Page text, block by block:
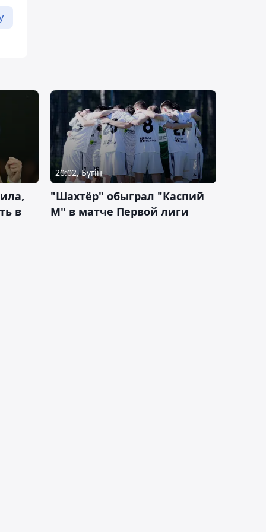
в
20:02, Бүгін
"Шахтёр" обыграл "Каспий
М" в матче Первой лиги